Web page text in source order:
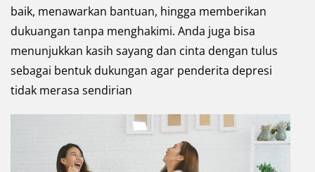
baik, menawarkan bantuan, hingga memberikan
dukuangan tanpa menghakimi. Anda juga bisa
menunjukkan kasih sayang dan cinta dengan tulus
sebagai bentuk dukungan agar penderita depresi
tidak merasa sendirian